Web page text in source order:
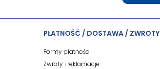
PŁATNOŚĆ / DOSTAWA / ZWROTY
Formy płatności
Zwroty i reklamacje